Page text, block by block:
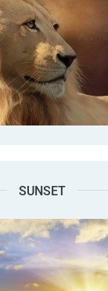
SUNSET